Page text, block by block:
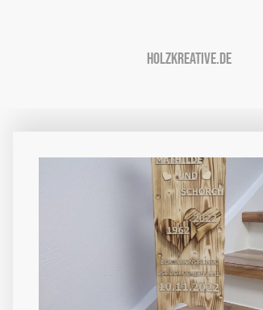
Holzkreative.de